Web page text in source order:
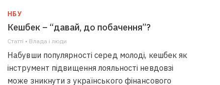
НБУ
Кешбек – “давай, до побачення”?
Статті • Влада i люди
Набувши популярності серед молоді, кешбек як
інструмент підвищення лояльності невдовзі
може зникнути з українського фінансового